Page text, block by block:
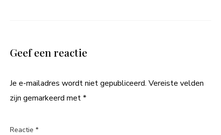
Geef een reactie
Je e-mailadres wordt niet gepubliceerd. Vereiste velden
zijn gemarkeerd met*
Reactie *